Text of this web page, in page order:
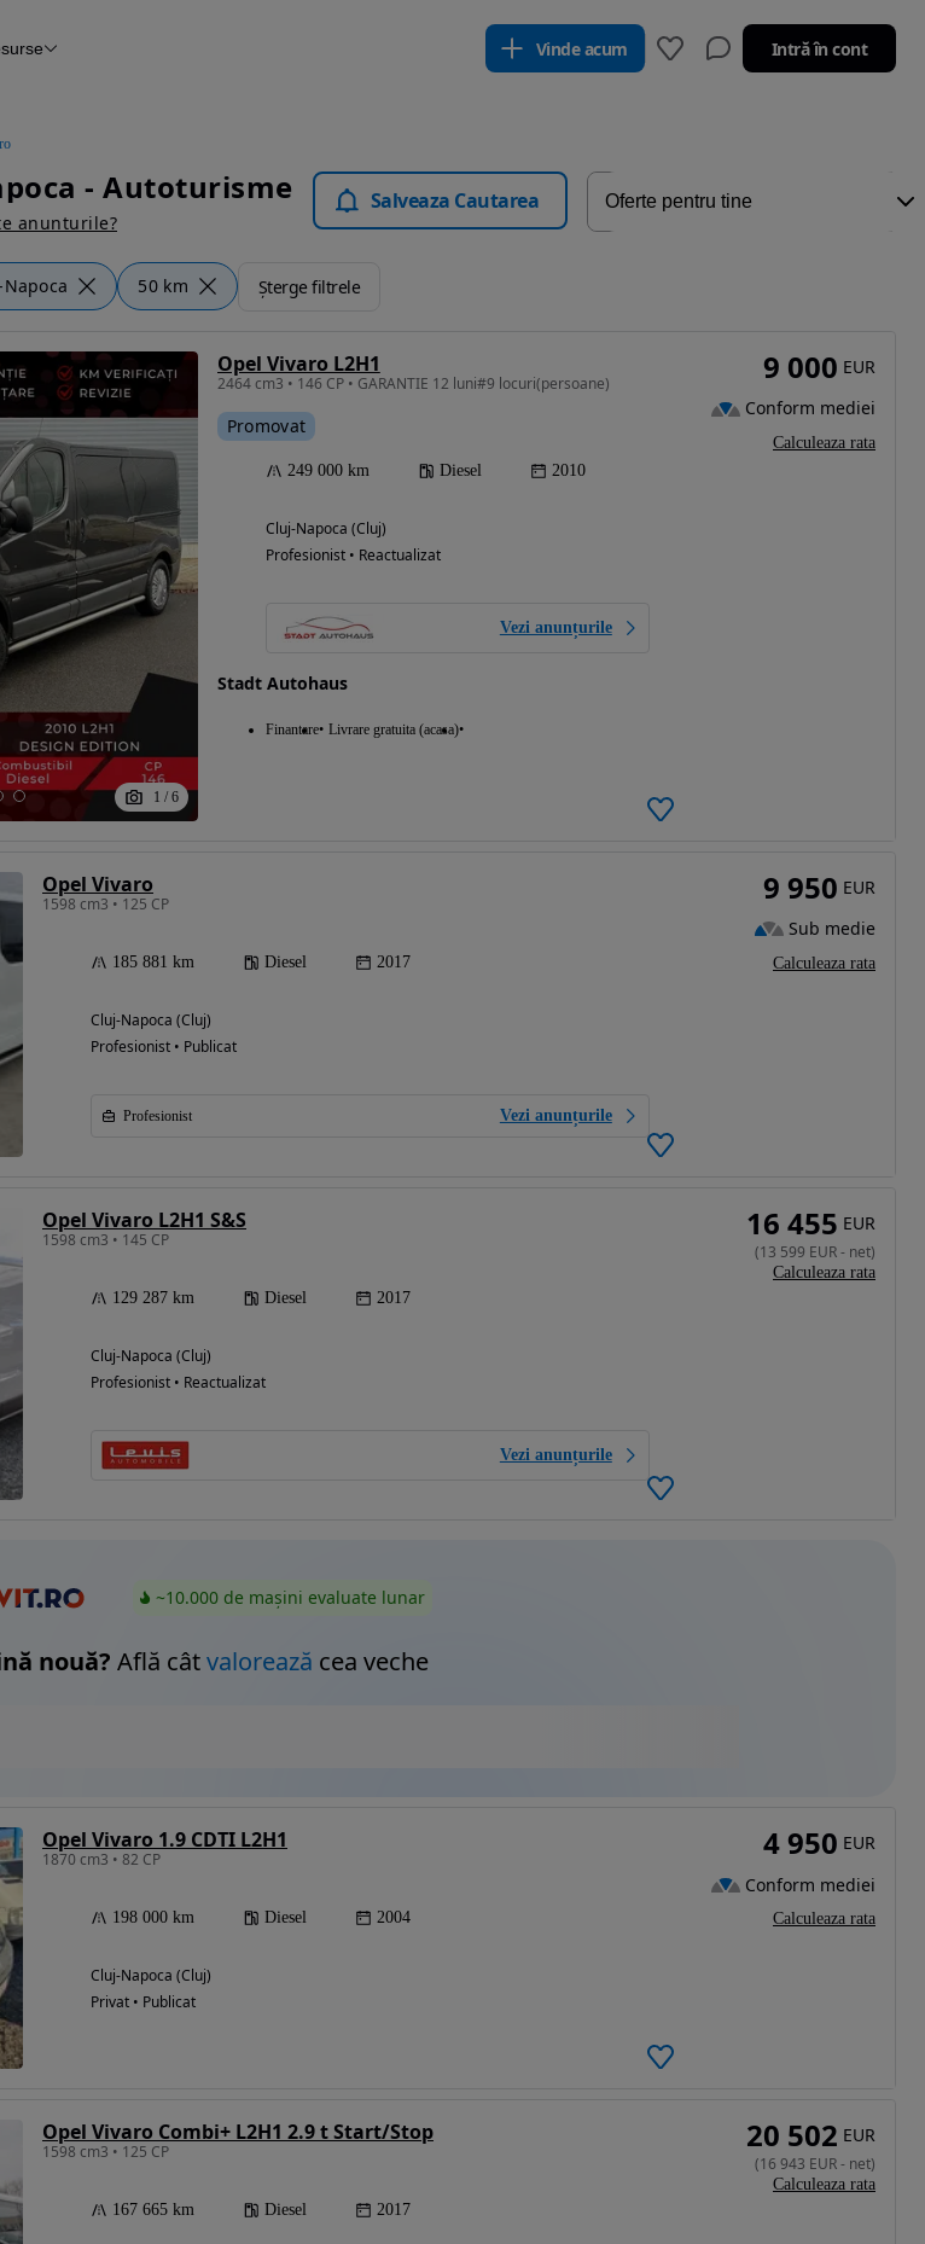
Vinde acum Intră în cont
- Autoturisme
anunturile?
Salveaza Cautarea
50 km Șterge filtrele
finantare
1 / 6
Opel Vivaro L2H1
2464 cm3 • 146 CP • GARANTIE 12 luni#9 locuri(persoane)
Promovat
249 000 km Diesel 2010
Cluj-Napoca (Cluj)
Profesionist • Reactualizat
Vezi anunțurile
Stadt Autohaus
Finantare Livrare gratuita (acasa)
9 000 EUR
Conform mediei
Calculeaza rata
Opel Vivaro
1598 cm3 • 125 CP
185 881 km Diesel 2017
Cluj-Napoca (Cluj)
Profesionist • Publicat
Profesionist Vezi anunțurile
9 950 EUR
Sub medie
Calculeaza rata
Opel Vivaro L2H1 S&S
1598 cm3 • 145 CP
129 287 km Diesel 2017
Cluj-Napoca (Cluj)
Profesionist • Reactualizat
Vezi anunțurile
16 455 EUR
(13 599 EUR- net)
Calculeaza rata
~10.000 de mașini evaluate lunar
nouă? Află câtvalorează cea veche
Opel Vivaro 1.9 CDTI L2H1
1870 cm3 • 82 CP
198 000 km Diesel 2004
Cluj-Napoca (Cluj)
Privat • Publicat
4 950 EUR
Conform mediei
Calculeaza rata
Opel Vivaro Combi+ L2H1 2.9 t Start/Stop
1598 cm3 • 125 CP
167 665 km Diesel 2017
20 502 EUR
(16 943 EUR- net)
Calculeaza rata